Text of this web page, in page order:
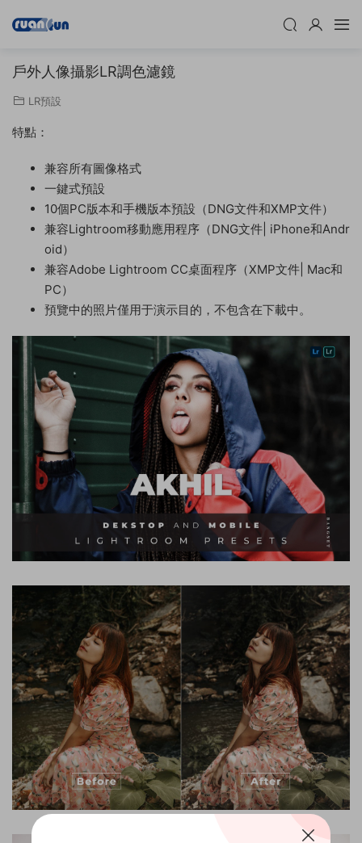
戶外人像攝影LR調色濾鏡
LR預設
特點：
兼容所有圖像格式
一鍵式預設
10個PC版本和手機版本預設（DNG文件和XMP文件）
兼容Lightroom移動應用程序（DNG文件| iPhone和Andr
oid）
兼容Adobe Lightroom CC桌面程序（XMP文件| Mac和
PC）
預覽中的照片僅用于演示目的，不包含在下載中。